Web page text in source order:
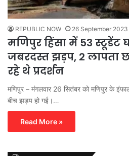
REPUBLIC NOW 26 September 2023
मणिपुर हिंसा में 53
जबरदस्त झड़प, 2 लापता
रहे थे प्रदर्शन
मणिपुर – मंगलवार 26 सितंबर को मणिपुर के
बीच झड़प हो गई।…
Read More »